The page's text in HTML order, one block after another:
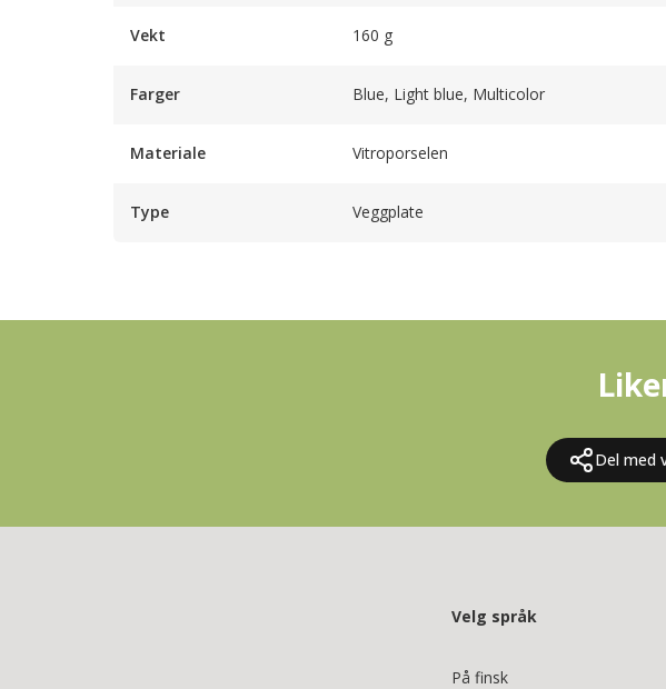
Vekt 160 g
Farger Blue, Light blue, Multicolor
Materiale Vitroporselen
Type Veggplate
Del med
Velg språk
På finsk